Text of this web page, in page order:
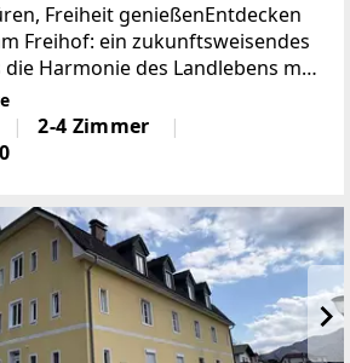
Freiheit genießenEntdecken
Freihof: ein zukunftsweisendes
Harmonie des Landlebens mit
verbindet. Freuen Sie sich auf
zwei exklusive Townhouses,
2-4 Zimmer